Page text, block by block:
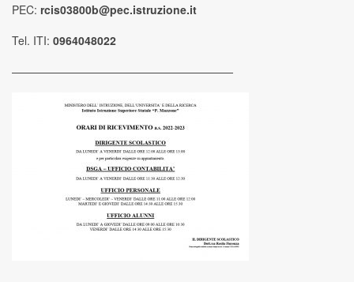
PEC: rcis03800b@pec.istruzione.it
Tel. ITI: 0964048022
————————————————————